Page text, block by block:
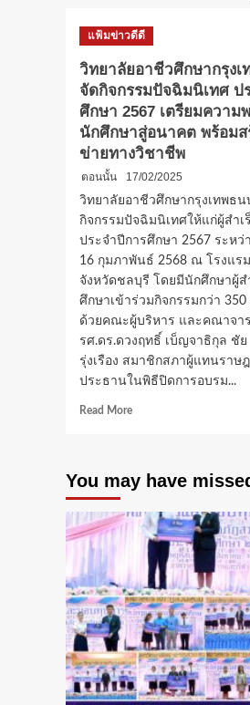
แฟ้มข่าวดีดี
วิทยาลัยอาชีวศึกษากรุงเ
จัดกิจกรรมปัจฉิมนิเทศ ป
ศึกษา 2567 เตรียมความ
นักศึกษาสู่อนาคต พร้อมส
ข่ายทางวิชาชีพ
ตอนนั้น
17/02/2025
วิทยาลัยอาชีวศึกษากรุงเทพธน
กิจกรรมปัจฉิมนิเทศให้แก่ผู้สำเ
ประจำปีการศึกษา 2567 ระหว่
16 กุมภาพันธ์ 2568 ณ โรงแรม
จังหวัดชลบุรี โดยมีนักศึกษาผู้ส
ศึกษาเข้าร่วมกิจกรรมกว่า
ด้วยคณะผู้บริหาร และคณาจา
รศ.ดร.ดวงฤทธิ์ เบ็ญจาธิกุล ชัย
รุ่งเรือง สมาชิกสภาผู้แทนราษ
ประธานในพิธีปิดการอบรม...
Read MoreRead
อาชีวศึกษา
กรุงเทพ
ธนบุรี
จัด
กิจกรรม
ปัจฉิม
นิเทศ
ประจำ
ปี
การ
ศึกษา
2567
เตรียม
ความ
You may have